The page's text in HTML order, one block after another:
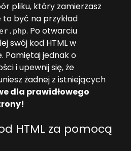
pliku, który zamierzasz
być na przykład
. Po otwarciu
swój kod HTML w
Pamiętaj jednak o
i upewnij się, że
żadnej z istniejących
dla prawidłowego
HTML za pomocą